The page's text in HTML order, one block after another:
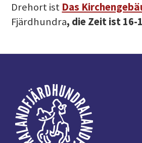
Drehort ist Das
Fjärdhundra, die Zeit ist 16-
Fußzeile